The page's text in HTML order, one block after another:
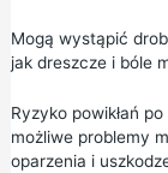
Mogą wystąpić
jak dreszcze i bóle
Ryzyko powikłań
możliwe problemy
oparzenia i